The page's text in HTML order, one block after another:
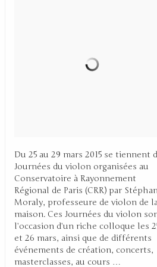
Du 25 au 29 mars 2015 se tiennent
Journées du violon organisées au
Conservatoire à Rayonnement
Régional de Paris (CRR) par
Moraly, professeure de violon de
maison. Ces Journées du violon
l’occasion d’un riche colloque les
et 26 mars, ainsi que de différents
événements de création, concerts,
masterclasses, au cours …